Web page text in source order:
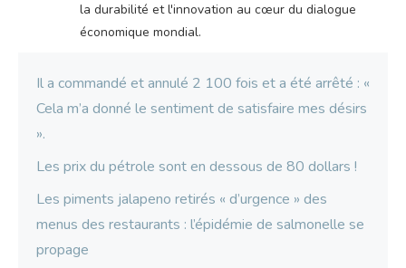
la durabilité et l'innovation au cœur du dialogue
économique mondial.
Il a commandé et annulé 2 100 fois et a été arrêté : «
Cela m’a donné le sentiment de satisfaire mes désirs
».
Les prix du pétrole sont en dessous de 80 dollars !
Les piments jalapeno retirés « d’urgence » des
menus des restaurants : l’épidémie de salmonelle se
propage